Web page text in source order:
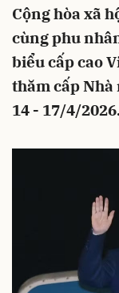
Cộng hòa xã
cùng phu
biểu cấp cao
thăm cấp
14 - 17/4/